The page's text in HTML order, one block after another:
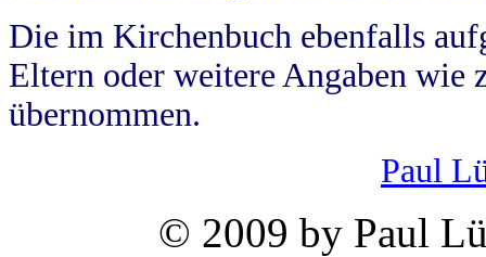
Die im Kirchenbuch ebenfalls
Eltern oder weitere Angaben wie
übernommen.
Paul
© 2009 by Paul